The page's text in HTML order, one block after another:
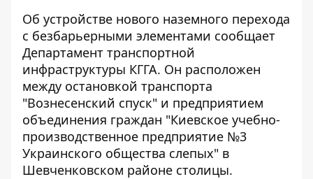
Об устройстве нового наземного перехода
с безбарьерными элементами сообщает
Департамент транспортной
инфраструктуры КГГА. Он расположен
между остановкой транспорта
"Вознесенский спуск" и предприятием
объединения граждан "Киевское учебно-
производственное предприятие №3
Украинского общества слепых" в
Шевченковском районе столицы.